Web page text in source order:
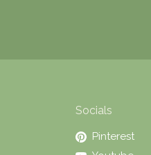
Socials
Pinterest